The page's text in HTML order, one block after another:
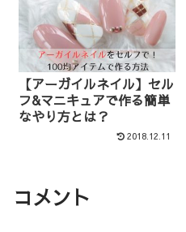
【アーガイルネイル】セル
フ&マニキュアで作る簡単
なやり方とは？
2018.12.11
コメント